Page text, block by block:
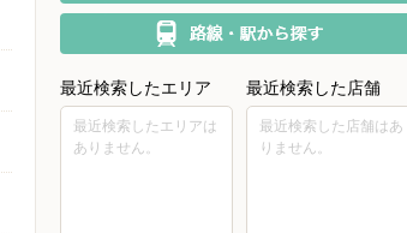
最近検索したエリア
最近検索したエリアは
ありません。
最近検索した店舗
最近検索した店舗はあ
りません。